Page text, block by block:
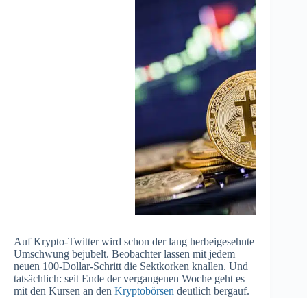
Auf Krypto-Twitter wird schon der lang herbeigesehnte
Umschwung bejubelt. Beobachter lassen mit jedem
neuen 100-Dollar-Schritt die Sektkorken knallen. Und
tatsächlich: seit Ende der vergangenen Woche geht es
mit den Kursen an den Kryptobörsen deutlich bergauf.